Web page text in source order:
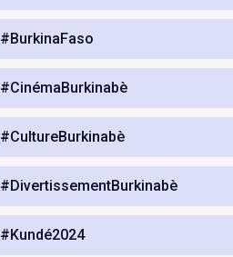
#BurkinaFaso
#CinémaBurkinabè
#CultureBurkinabè
#DivertissementBurkinabè
#Kundé2024